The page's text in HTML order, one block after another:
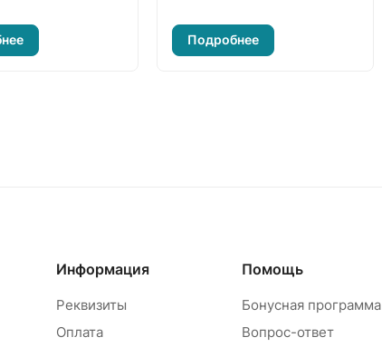
Подробнее
Информация
Реквизиты
Оплата
Помощь
Бонусная программа
Вопрос-ответ